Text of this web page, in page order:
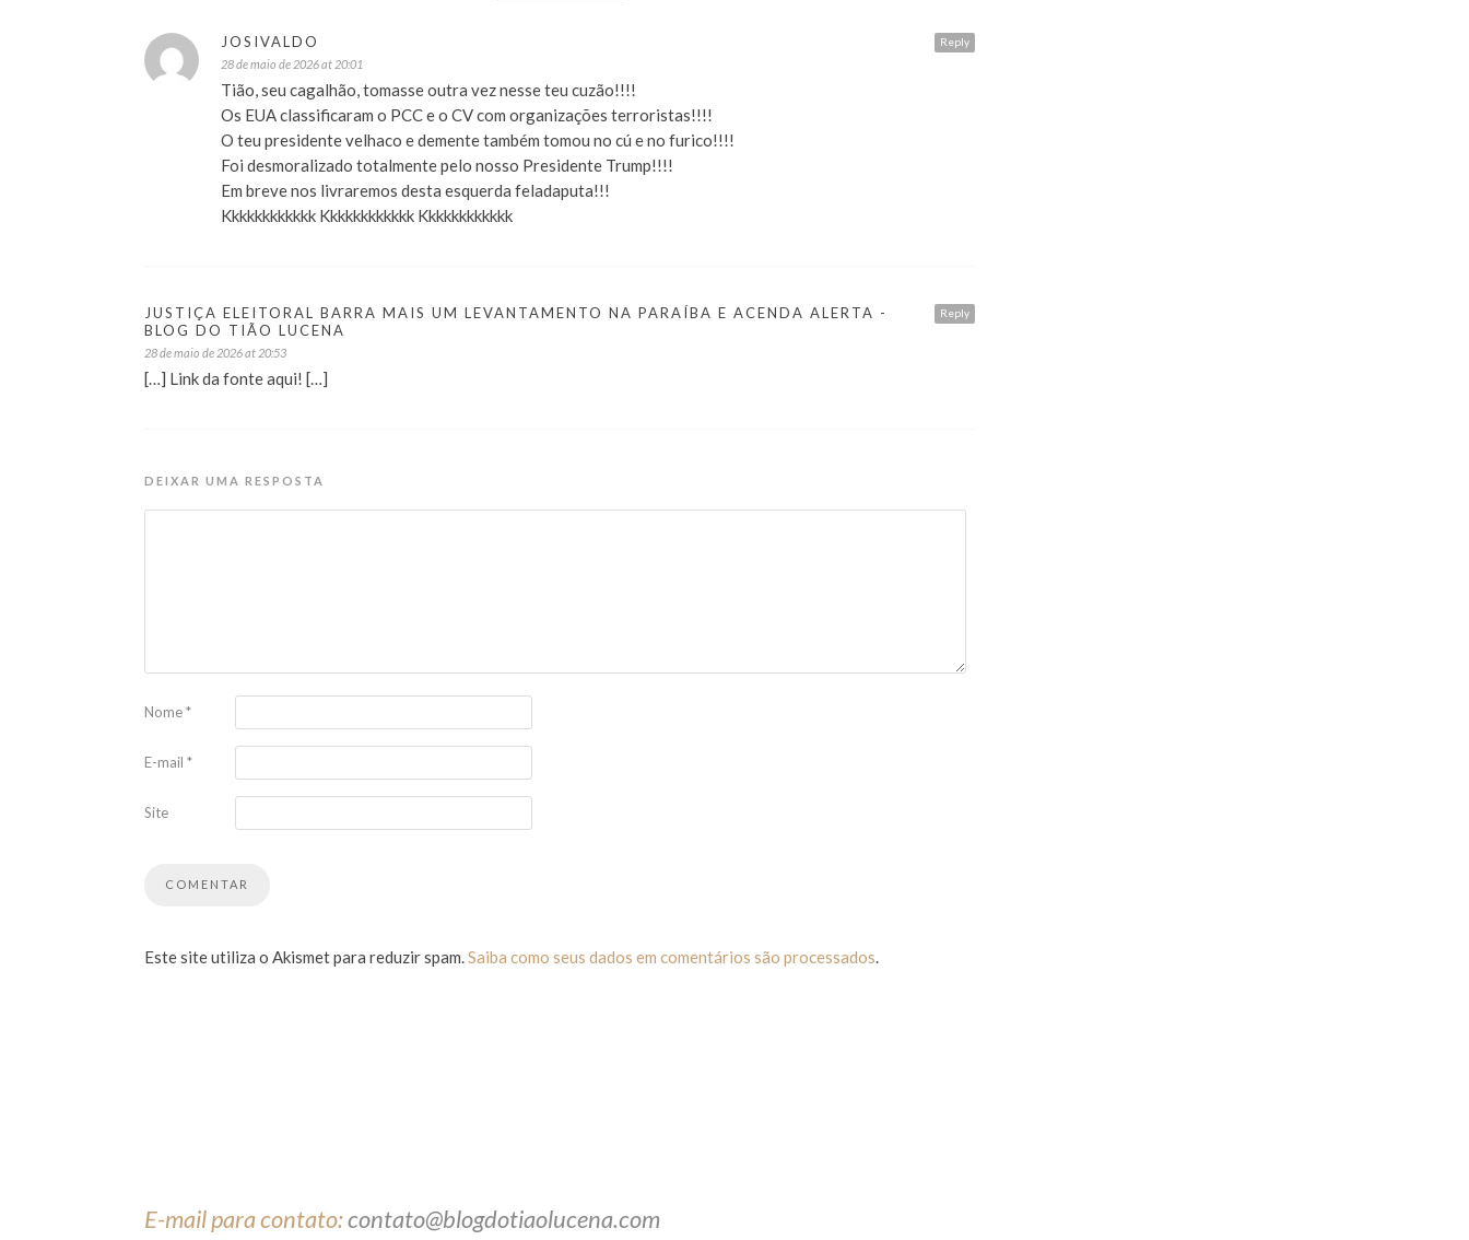
Reply
JOSIVALDO
28 de maio de 2026 at 20:01
Tião, seu cagalhão, tomasse outra vez nesse teu cuzão!!!!
Os EUA classificaram o PCC e o CV com organizações terroristas!!!!
O teu presidente velhaco e demente também tomou no cú e no furico!!!!
Foi desmoralizado totalmente pelo nosso Presidente Trump!!!!
Em breve nos livraremos desta esquerda feladaputa!!!
Kkkkkkkkkkkk Kkkkkkkkkkkk Kkkkkkkkkkkk
Reply
JUSTIÇA ELEITORAL BARRA MAIS UM LEVANTAMENTO NA PARAÍBA E ACENDA ALERTA -
BLOG DO TIÃO LUCENA
28 de maio de 2026 at 20:53
[…] Link da fonte aqui! […]
DEIXAR UMA RESPOSTA
Nome*
E-mail *
Site
Este site utiliza o Akismet para reduzir spam.Saiba como seus dados em comentários são processados.
E-mail para contato:contato@blogdotiaolucena.com